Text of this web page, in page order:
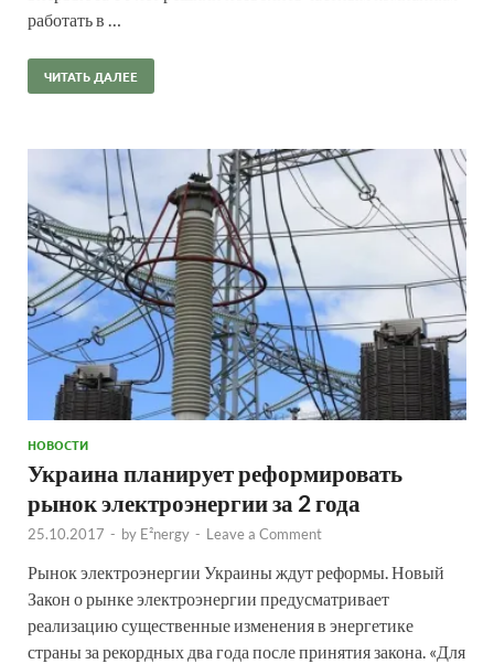
работать в …
ЧИТАТЬ ДАЛЕЕ
НОВОСТИ
Украина планирует реформировать
рынок электроэнергии за 2 года
25.10.2017 - by E²nergy - Leave a Comment
Рынок электроэнергии Украины ждут реформы. Новый
Закон о рынке электроэнергии предусматривает
реализацию существенные изменения в энергетике
страны за рекордных два года после принятия закона. «Для